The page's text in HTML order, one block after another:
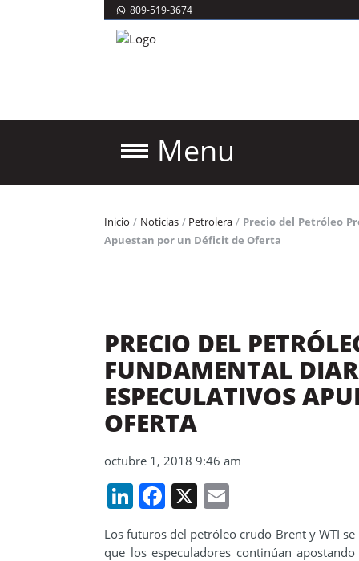
809-519-3674
Menu
Inicio / Noticias/ Petrolera / Precio del Petróleo
Apuestan por un Déficit de Oferta
PRECIO DEL
FUNDAMENTAL
ESPECULATIVOS
OFERTA
octubre 1, 2018 9:46 am
LinkedIn
Facebook
X
Los futuros del petróleo crudo Brent y WTI
que los especuladores continúan